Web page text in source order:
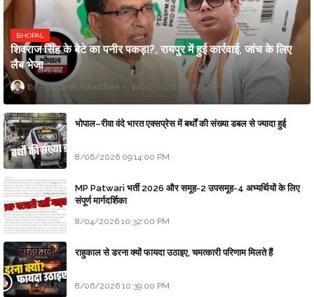
BHOPAL
शिवराज सिंह के बेटे का पनीर पकड़ा?, रायपुर में हुई कार्रवाई, जांच के लिए
लैब भेजा
Updesh Awasthee 8/06/2026 10:09:00 PM
भोपाल–रीवा वंदे भारत एक्सप्रेस में बर्थों की संख्या डबल से ज्यादा हुई
8/06/2026 09:14:00 PM
MP Patwari भर्ती 2026 और समूह-2 उपसमूह-4 अभ्यर्थियों के लिए
संपूर्ण मार्गदर्शिका
8/04/2026 10:32:00 PM
राहुकाल से डरना क्यों फायदा उठाइए, चमत्कारी परिणाम मिलते हैं
8/06/2026 10:39:00 PM